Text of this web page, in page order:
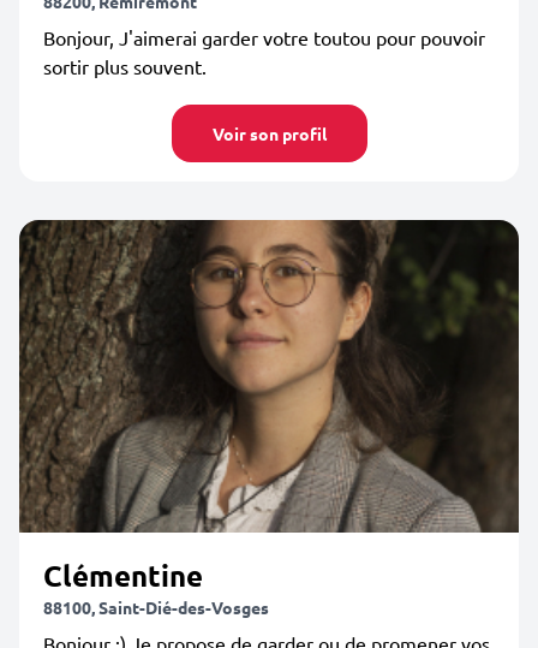
Bonjour, J'aimerai garder votre toutou pour pouvoir
sortir plus souvent.
Voir son profil
Clémentine
88100, Saint-Dié-des-Vosges
Bonjour :) Je propose de garder ou de promener vos